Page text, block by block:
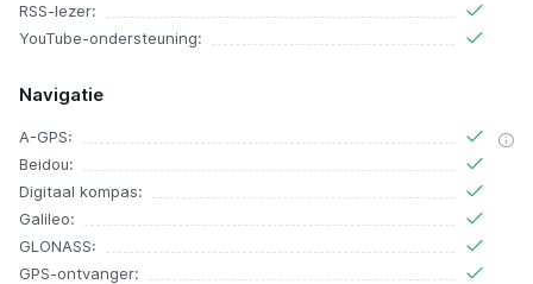
RSS-lezer:
YouTube-ondersteuning:
Navigatie
A-GPS:
Beidou:
Digitaal kompas:
Galileo:
GLONASS:
GPS-ontvanger: